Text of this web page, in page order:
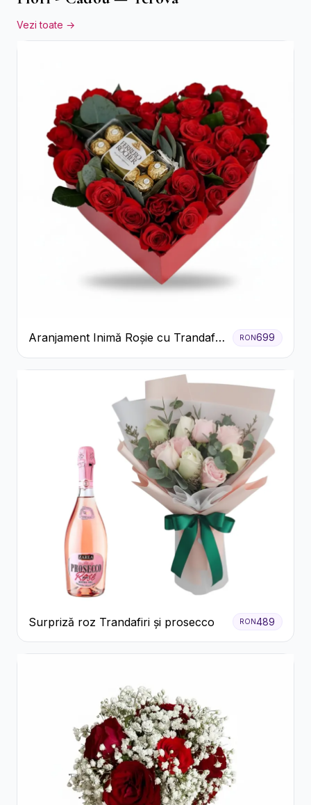
Vezi toate →
Aranjament Inimă Roșie cu Trandafiri
și Ferrero Rocher Premium
RON699
Surpriză roz Trandafiri și prosecco RON 489